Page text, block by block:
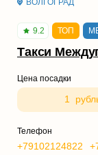
ВОЛГОГРАД
9.2 ТОП
Такси
Цена посадки
1
Телефон
+79102124822